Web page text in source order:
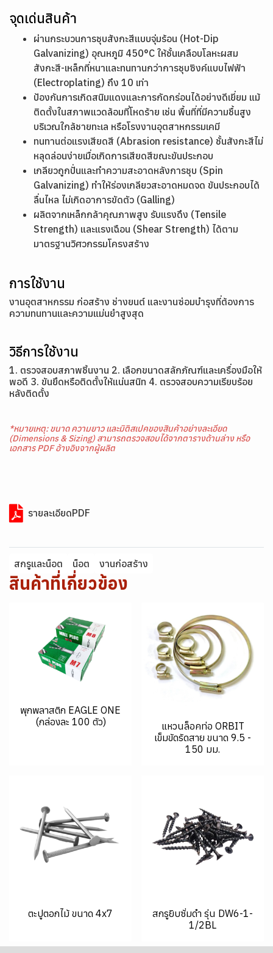
จุดเด่นสินค้า
ผ่านกระบวนการชุบสังกะสีแบบจุ่มร้อน (Hot-Dip
Galvanizing) อุณหภูมิ 450°C ให้ชั้นเคลือบโลหะผสม
สังกะสี-เหล็กที่หนาและทนทานกว่าการชุบซิงค์แบบไฟฟ้า
(Electroplating) ถึง 10 เท่า
ป้องกันการเกิดสนิมแดงและการกัดกร่อนได้อย่างดีเยี่ยม แม้
ติดตั้งในสภาพแวดล้อมที่โหดร้าย เช่น พื้นที่ที่มีความชื้นสูง
บริเวณใกล้ชายทะเล หรือโรงงานอุตสาหกรรมเคมี
ทนทานต่อแรงเสียดสี (Abrasion resistance) ชั้นสังกะสีไม่
หลุดล่อนง่ายเมื่อเกิดการเสียดสีขณะขันประกอบ
เกลียวถูกปั่นและทำความสะอาดหลังการชุบ (Spin
Galvanizing) ทำให้ร่องเกลียวสะอาดหมดจด ขันประกอบได้
ลื่นไหล ไม่เกิดอาการขัดตัว (Galling)
ผลิตจากเหล็กกล้าคุณภาพสูง รับแรงดึง (Tensile
Strength) และแรงเฉือน (Shear Strength) ได้ตาม
มาตรฐานวิศวกรรมโครงสร้าง
การใช้งาน
งานอุตสาหกรรม ก่อสร้าง ช่างยนต์ และงานซ่อมบำรุงที่ต้องการ
ความทนทานและความแม่นยำสูงสุด
วิธีการใช้งาน
1. ตรวจสอบสภาพชิ้นงาน 2. เลือกขนาดสลักภัณฑ์และเครื่องมือให้
พอดี 3. ขันยึดหรือติดตั้งให้แน่นสนิท 4. ตรวจสอบความเรียบร้อย
หลังติดตั้ง
*หมายเหตุ: ขนาด ความยาว และมิติสเปคของสินค้าอย่างละเอียด
(Dimensions & Sizing) สามารถตรวจสอบได้จากตารางด้านล่าง หรือ
เอกสาร PDF อ้างอิงจากผู้ผลิต
รายละเอียดPDF
สกรูและน็อต น็อต งานก่อสร้าง
สินค้าที่เกี่ยวข้อง
พุกพลาสติก EAGLE ONE
(กล่องละ 100 ตัว)
แหวนล็อคท่อ ORBIT
เข็มขัดรัดสาย ขนาด 9.5 -
150 มม.
ตะปูตอกไม้ ขนาด 4x7
สกรูยิบซั่มดำ รุ่น DW6-1-
1/2BL